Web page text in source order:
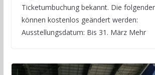
Ticketumbuchung bekannt. Die
können kostenlos geändert werden:
Ausstellungsdatum: Bis 31. März Mehr